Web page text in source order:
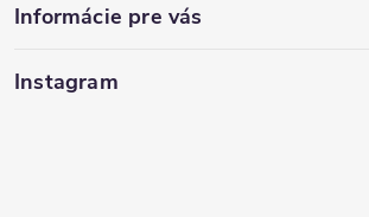
Informácie pre vás
Instagram